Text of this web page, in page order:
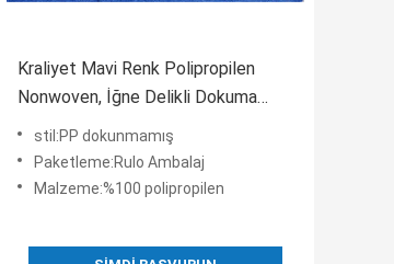
Kraliyet Mavi Renk Polipropilen
Nonwoven, İğne Delikli Dokuma
Kumaş
stil:PP dokunmamış
Paketleme:Rulo Ambalaj
Malzeme:%100 polipropilen